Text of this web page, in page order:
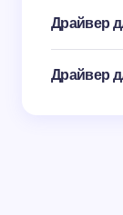
Драйвер
Драйвер